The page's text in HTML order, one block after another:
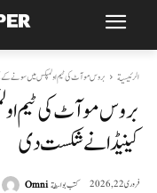
الرئيسية بروس موآٹ کی ٹیم اولمپکس میں سونے کے
بروس موآٹ کی ٹیم
کینیڈا نے شکست دی
فروری 22, 2026 كتب بواسطةOmni